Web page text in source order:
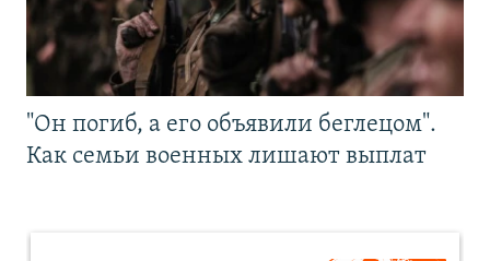
"Он погиб, а его объявили беглецом".
Как семьи военных лишают выплат